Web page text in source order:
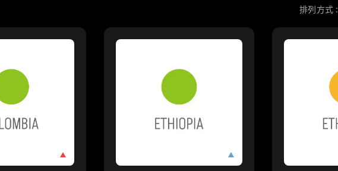
排列方式 :